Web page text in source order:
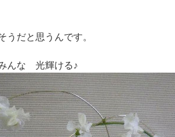
だと思うんです。
んな 光輝ける♪